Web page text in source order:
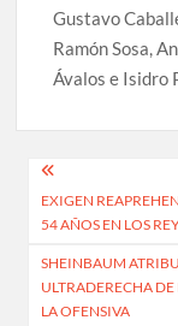
Gustavo
Ramón Sosa,
Ávalos e Isidro
de
entradas
EXIGEN
54 AÑOS EN LOS
SHEINBAUM
ULTRADERECHA
LA OFENSIVA